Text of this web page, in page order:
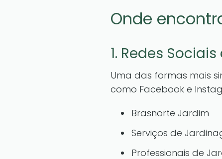
Onde
1. Redes
Uma das formas mais
como Facebook e
Brasnorte Jardim
Serviços de
Professionais de